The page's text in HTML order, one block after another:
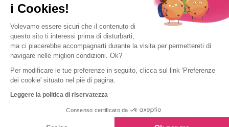
Cookies
2026 Yescapa
i Cookies!
Volevamo essere sicuri che il contenuto di
questo sito ti interessi prima di disturbarti,
ma ci piacerebbe accompagnarti durante la visita per permettereti di
navigare nelle migliori condizioni. Ok?
Per modificare le tue preferenze in seguito, clicca sul link 'Preferenze
dei cookie' situato nel piè di pagina.
Leggere la politica di riservatezza
Consenso certificato da